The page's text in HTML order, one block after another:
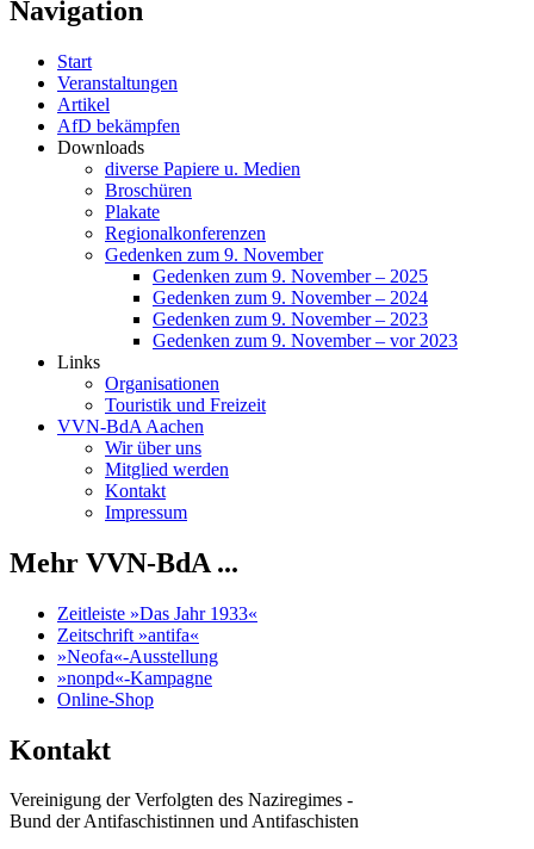
Navigation
Start
Veranstaltungen
Artikel
AfD bekämpfen
Downloads
diverse Papiere u. Medien
Broschüren
Plakate
Regionalkonferenzen
Gedenken zum 9. November
Gedenken zum 9. November – 2025
Gedenken zum 9. November – 2024
Gedenken zum 9. November – 2023
Gedenken zum 9. November – vor 2023
Links
Organisationen
Touristik und Freizeit
VVN-BdA Aachen
Wir über uns
Mitglied werden
Kontakt
Impressum
Mehr VVN-BdA ...
Zeitleiste »Das Jahr 1933«
Zeitschrift »antifa«
»Neofa«-Ausstellung
»nonpd«-Kampagne
Online-Shop
Kontakt
Vereinigung der Verfolgten des Naziregimes -
Bund der Antifaschistinnen und Antifaschisten